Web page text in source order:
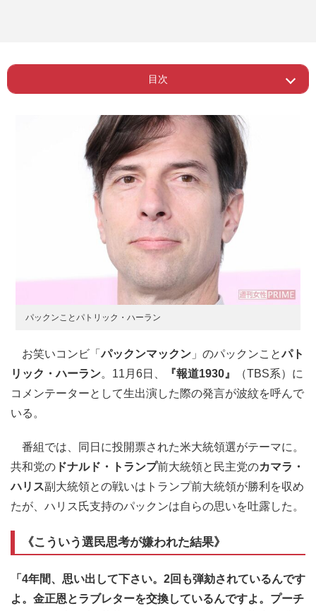
目次
ー 《こういう選民思考が嫌われた結
果》
パックンことパトリック・ハーラン
お笑いコンビ「パックンマックン 」のパックンことパト
リック・ハーラン。11月6日、 『報道1930』
（TBS系）に
コメンテーターとして生出演した際の発言が波紋を呼んで
いる。
番組では、同日に投開票された米大統領選がテーマに。
共和党の ドナルド・トランプ前大統領と民主党のカマラ・
ハリス副大統領との戦いはトランプ前大統領が勝利を収め
たが、ハリス氏支持のパックンは自らの思いを吐露した。
《こういう選民思考が嫌われた結果》
「4年間、思い出して下さい。2回も弾劾されているんです
よ。金正恩とラブレターを交換しているんですよ。プーチ